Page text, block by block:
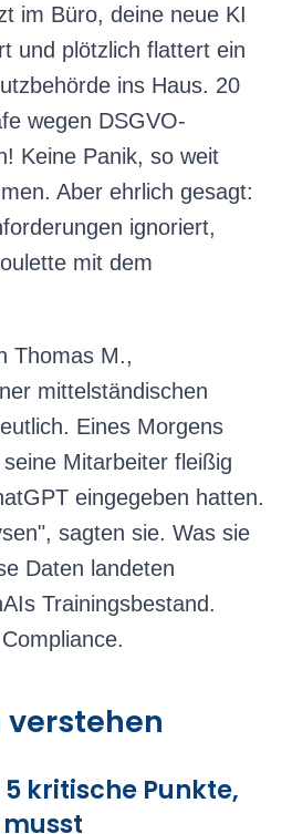
im Büro, deine neue KI
und plötzlich flattert ein
ins Haus. 20
wegen DSGVO-
Keine Panik, so weit
Aber ehrlich gesagt:
ignoriert,
mit dem
Thomas M.,
mittelständischen
Eines Morgens
Mitarbeiter fleißig
eingegeben hatten.
sagten sie. Was sie
Daten landeten
Trainingsbestand.
5 kritische Punkte,